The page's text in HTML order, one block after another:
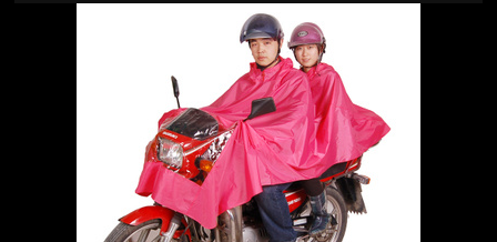
Jön még kép!